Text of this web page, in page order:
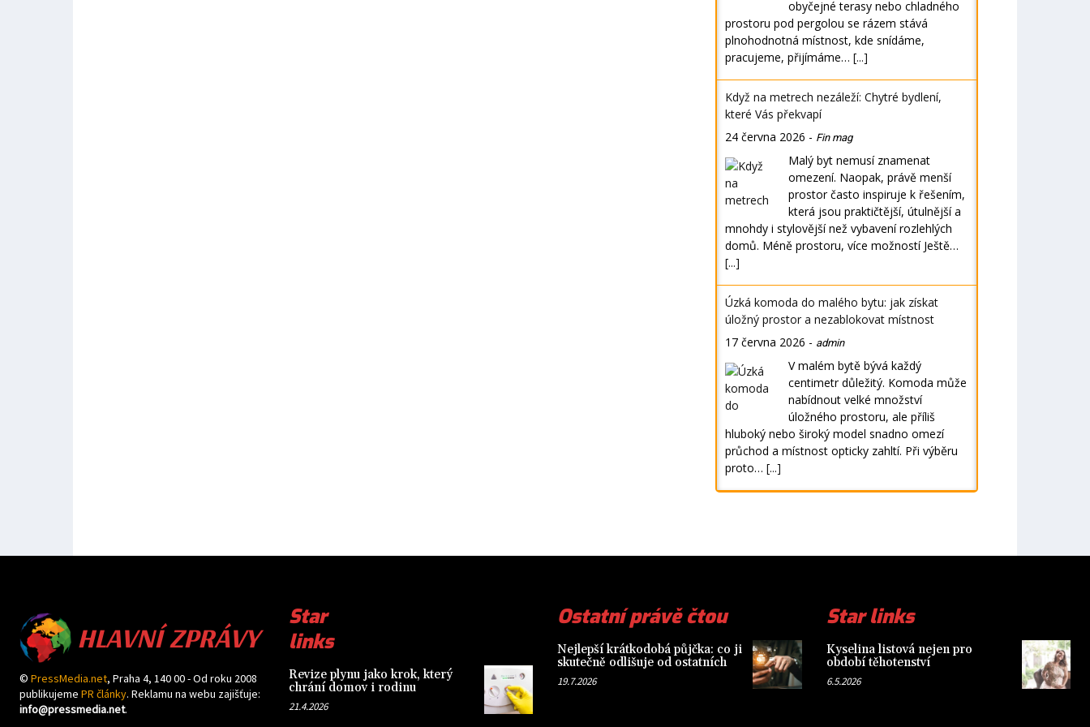
obyčejné terasy nebo chladného
prostoru pod pergolou se rázem stává
plnohodnotná místnost, kde snídáme,
pracujeme, přijímáme… [...]
Když na metrech nezáleží: Chytré bydlení,
které Vás překvapí
24 června 2026 - Fin mag
Malý byt nemusí znamenat
omezení. Naopak, právě menší
prostor často inspiruje k řešením,
která jsou praktičtější, útulnější a
mnohdy i stylovější než vybavení rozlehlých
domů. Méně prostoru, více možností Ještě…
[...]
Úzká komoda do malého bytu: jak získat
úložný prostor a nezablokovat místnost
17 června 2026 - admin
V malém bytě bývá každý
centimetr důležitý. Komoda může
nabídnout velké množství
úložného prostoru, ale příliš
hluboký nebo široký model snadno omezí
průchod a místnost opticky zahltí. Při výběru
proto… [...]
HLAVNÍ ZPRÁVY
© PressMedia.net, Praha 4, 140 00 - Od roku 2008
publikujeme PR články. Reklamu na webu zajišťuje:
info@pressmedia.net.
Star
links
Revize plynu jako krok, který
chrání domov i rodinu
21.4.2026
Ostatní právě čtou
Nejlepší krátkodobá půjčka: co ji
skutečně odlišuje od ostatních
19.7.2026
Star links
Kyselina listová nejen pro
období těhotenství
6.5.2026